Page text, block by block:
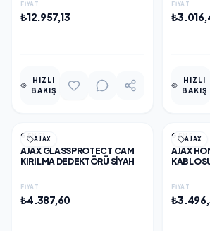
FIYAT
₺12.957,13
HIZLI
BAKIŞ
FIYAT
HIZLI
BAKIŞ
AJAX
GENEL
AJAX GLASSPROTECT CAM
KIRILMA DEDEKTÖRÜ SİYAH
FIYAT
₺4.387,60
AJAX
GENEL
AJAX HOMESIREN,
FIYAT